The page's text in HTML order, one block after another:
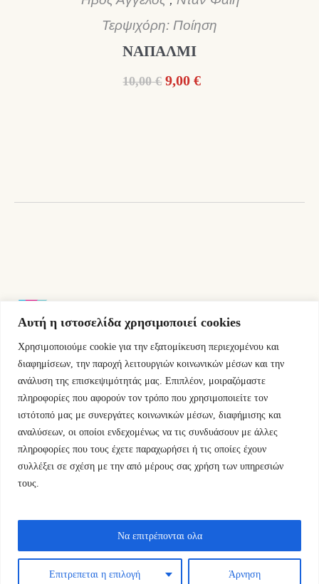
Αυτή η ιστοσελίδα χρησιμοποιεί cookies
Χρησιμοποιούμε cookie για την εξατομίκευση περιεχομένου και
διαφημίσεων, την παροχή λειτουργιών κοινωνικών μέσων και την
ανάλυση της επισκεψιμότητάς μας. Επιπλέον, μοιραζόμαστε
πληροφορίες που αφορούν τον τρόπο που χρησιμοποιείτε τον
ιστότοπό μας με συνεργάτες κοινωνικών μέσων, διαφήμισης και
αναλύσεων, οι οποίοι ενδεχομένως να τις συνδυάσουν με άλλες
πληροφορίες που τους έχετε παραχωρήσει ή τις οποίες έχουν
συλλέξει σε σχέση με την από μέρους σας χρήση των υπηρεσιών
τους.
Επιτρεπεται η επιλογή Άρνηση
Να επιτρέπονται ολα
Τερψιχόρη: Ποίηση
ΝΑΠΑΛΜΙ
10,00 € Original
9,00 €Η
Εμμ.Μπενάκη 76 10681 Αθήνα Ελλάδα.
+30.2110084023
info@kyfantabooks.gr
Βρείτε μας